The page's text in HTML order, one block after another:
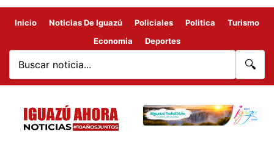
Inicio Noticias De Iguazú Policiales Politica
Turismo
Economia
Deportes
🔍